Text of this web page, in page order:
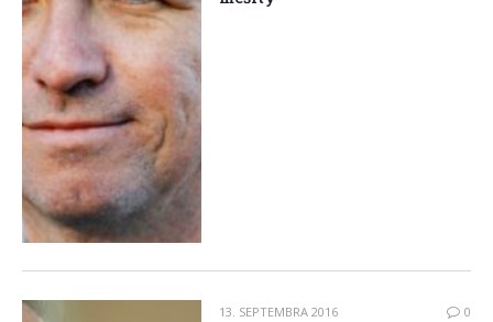
13. SEPTEMBRA 2016 0